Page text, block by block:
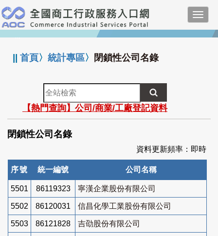
跳
到
主
要
:::
||首頁〉統計專區〉 閉鎖性公司名錄
全
站
檢
索
【熱門查詢】公司/商業/工廠登記資料
閉鎖性公司名錄
資料更新頻率：即時
序號 統一編號 公司名稱
5501 86119323 寧漢企業股份有限公司
5502 86120031 信昌化學工業股份有限公司
5503 86121828 吉劭股份有限公司